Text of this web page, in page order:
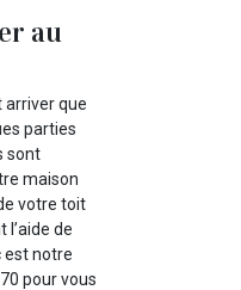
au
arriver que
parties
sont
maison
votre toit
de
est notre
pour vous